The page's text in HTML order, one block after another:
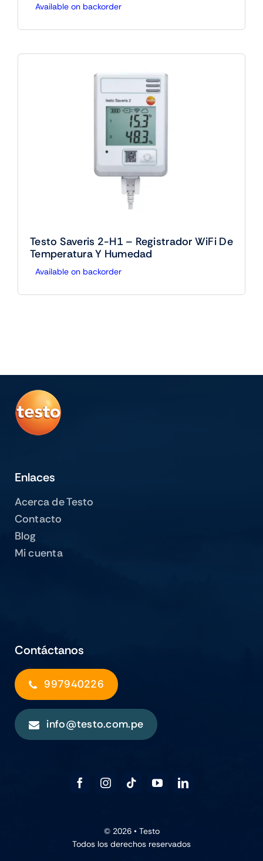
Available on backorder
Testo Saveris 2-H1 – Registrador WiFi De
Temperatura Y Humedad
Available on backorder
Enlaces
Acerca de Testo
Contacto
Blog
Mi cuenta
Contáctanos
997940226
info@testo.com.pe
© 2026 • Testo
Todos los derechos reservados